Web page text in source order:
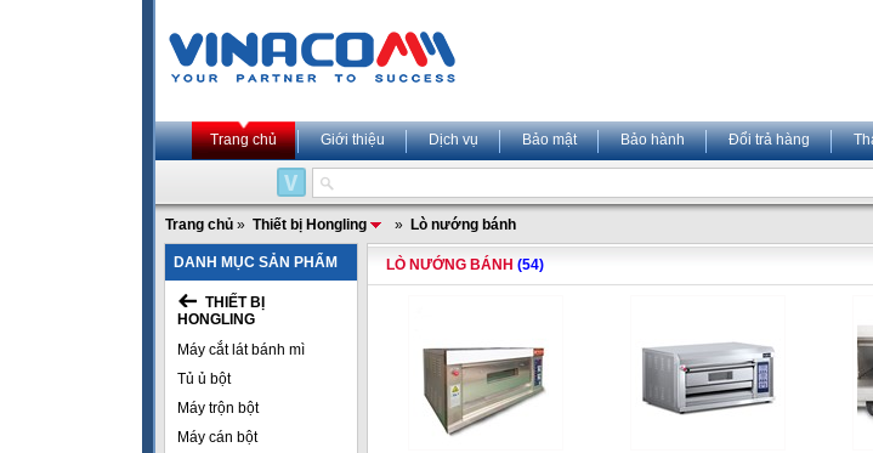
Trang chủ Giới thiệu Dịch vụ Bảo mật Bảo hành Đổi trả hàng
Trang chủ » Thiết bị Hongling » Lò nướng bánh
DANH MỤC SẢN PHẨM
THIẾT BỊ
HONGLING
Máy cắt lát bánh mì
Tủ ủ bột
Máy trộn bột
Máy cán bột
LÒ NƯỚNG BÁNH (54)